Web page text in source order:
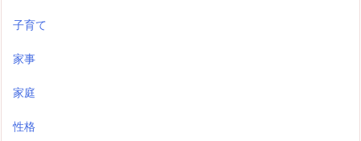
子育て
家事
家庭
性格